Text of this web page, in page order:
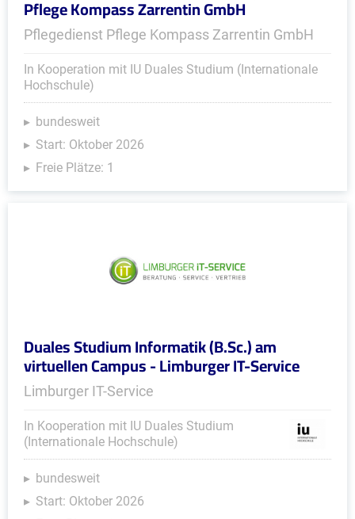
Pflege Kompass Zarrentin GmbH
Pflegedienst Pflege Kompass Zarrentin GmbH
In Kooperation mit IU Duales Studium (Internationale
Hochschule)
bundesweit
Start: Oktober 2026
Freie Plätze: 1
Duales Studium Informatik (B.Sc.) am
virtuellen Campus - Limburger IT-Service
Limburger IT-Service
In Kooperation mit IU Duales Studium
(Internationale Hochschule)
bundesweit
Start: Oktober 2026